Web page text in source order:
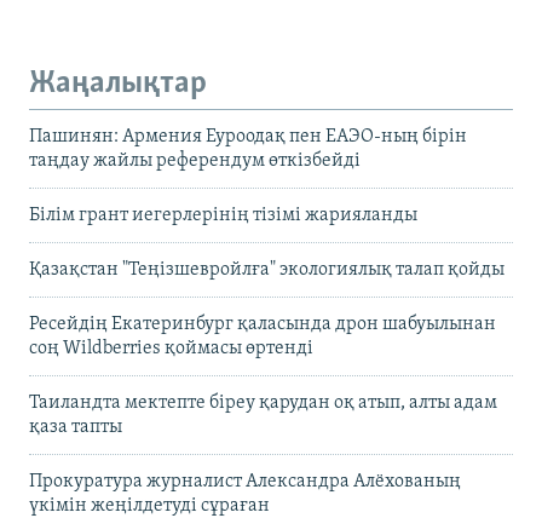
Жаңалықтар
Пашинян: Армения Еуроодақ пен ЕАЭО-ның бірін
таңдау жайлы референдум өткізбейді
Білім грант иегерлерінің тізімі жарияланды
Қазақстан "Теңізшевройлға" экологиялық талап қойды
Ресейдің Екатеринбург қаласында дрон шабуылынан
соң Wildberries қоймасы өртенді
Таиландта мектепте біреу қарудан оқ атып, алты адам
қаза тапты
Прокуратура журналист Александра Алёхованың
үкімін жеңілдетуді сұраған